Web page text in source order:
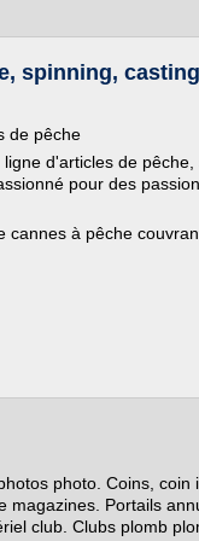
spinning,
de pêche
d'articles de
pour des
cannes à pêche
photo. Coins, coin
magazines. Portails
club. Clubs plomb